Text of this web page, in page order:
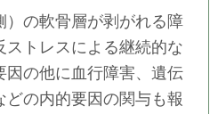
）の軟骨層が剥がれる障
ストレスによる継続的な
因の他に血行障害、遺伝
の内的要因の関与も報